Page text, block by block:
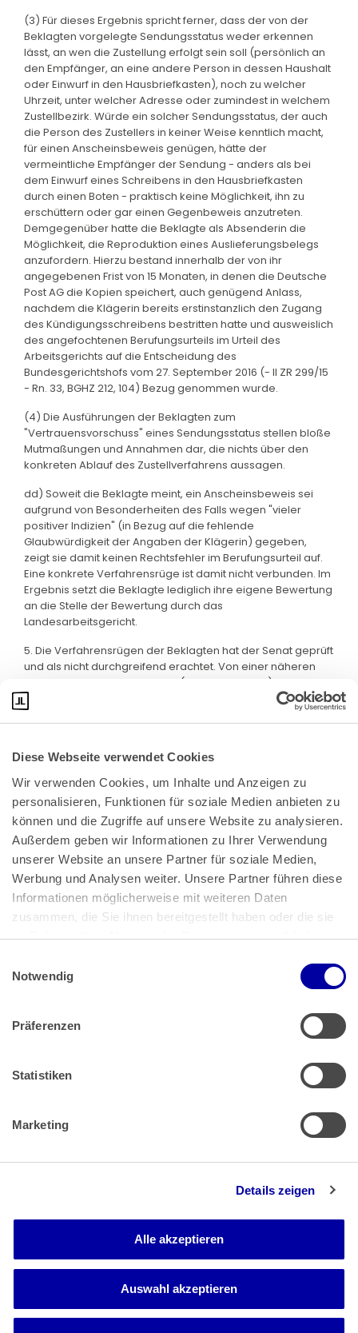
Diese Webseite verwendet Cookies
Wir verwenden Cookies, um Inhalte und Anzeigen zu
personalisieren, Funktionen für soziale Medien anbieten zu
können und die Zugriffe auf unsere Website zu analysieren.
Außerdem geben wir Informationen zu Ihrer Verwendung
unserer Website an unsere Partner für soziale Medien,
Werbung und Analysen weiter. Unsere Partner führen diese
Informationen möglicherweise mit weiteren Daten
zusammen, die Sie ihnen bereitgestellt haben oder die sie
im Rahmen Ihrer Nutzung der Dienste gesammelt haben.
Impressum
Notwendig
Präferenzen
Statistiken
Marketing
Details zeigen
Alle akzeptieren
Auswahl akzeptieren
(3) Für dieses Ergebnis spricht ferner, dass der von der
Beklagten vorgelegte Sendungsstatus weder erkennen
lässt, an wen die Zustellung erfolgt sein soll (persönlich an
den Empfänger, an eine andere Person in dessen Haushalt
oder Einwurf in den Hausbriefkasten), noch zu welcher
Uhrzeit, unter welcher Adresse oder zumindest in welchem
Zustellbezirk. Würde ein solcher Sendungsstatus, der auch
die Person des Zustellers in keiner Weise kenntlich macht,
für einen Anscheinsbeweis genügen, hätte der
vermeintliche Empfänger der Sendung - anders als bei
dem Einwurf eines Schreibens in den Hausbriefkasten
durch einen Boten - praktisch keine Möglichkeit, ihn zu
erschüttern oder gar einen Gegenbeweis anzutreten.
Demgegenüber hatte die Beklagte als Absenderin die
Möglichkeit, die Reproduktion eines Auslieferungsbelegs
anzufordern. Hierzu bestand innerhalb der von ihr
angegebenen Frist von 15 Monaten, in denen die Deutsche
Post AG die Kopien speichert, auch genügend Anlass,
nachdem die Klägerin bereits erstinstanzlich den Zugang
des Kündigungsschreibens bestritten hatte und ausweislich
des angefochtenen Berufungsurteils im Urteil des
Arbeitsgerichts auf die Entscheidung des
Bundesgerichtshofs vom 27. September 2016 (- II ZR 299/15
- Rn. 33, BGHZ 212, 104) Bezug genommen wurde.
(4) Die Ausführungen der Beklagten zum
"Vertrauensvorschuss" eines Sendungsstatus stellen bloße
Mutmaßungen und Annahmen dar, die nichts über den
konkreten Ablauf des Zustellverfahrens aussagen.
dd) Soweit die Beklagte meint, ein Anscheinsbeweis sei
aufgrund von Besonderheiten des Falls wegen "vieler
positiver Indizien" (in Bezug auf die fehlende
Glaubwürdigkeit der Angaben der Klägerin) gegeben,
zeigt sie damit keinen Rechtsfehler im Berufungsurteil auf.
Eine konkrete Verfahrensrüge ist damit nicht verbunden. Im
Ergebnis setzt die Beklagte lediglich ihre eigene Bewertung
an die Stelle der Bewertung durch das
Landesarbeitsgericht.
5. Die Verfahrensrügen der Beklagten hat der Senat geprüft
und als nicht durchgreifend erachtet. Von einer näheren
Begründung wird abgesehen (§ 564 Satz 1 ZPO).
Bundeskanzlerplatz 2
53113 Bonn
Pressemitteilungen|AGB
Impressum|Datenschutz
Muster Widerrufsformular (PDF)
Barrierefreiheit